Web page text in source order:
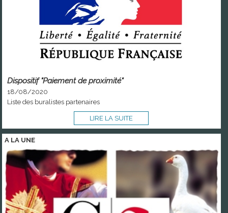
Dispositif "Paiement de proximité"
18/08/2020
Liste des buralistes partenaires
LIRE LA SUITE
A LA UNE